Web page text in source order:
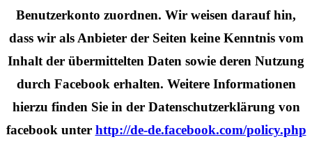
Benutzerkonto zuordnen. Wir weisen darauf hin,
dass wir als Anbieter der Seiten keine Kenntnis vom
Inhalt der übermittelten Daten sowie deren Nutzung
durch Facebook erhalten. Weitere Informationen
hierzu finden Sie in der Datenschutzerklärung von
facebook unter http://de-de.facebook.com/policy.php